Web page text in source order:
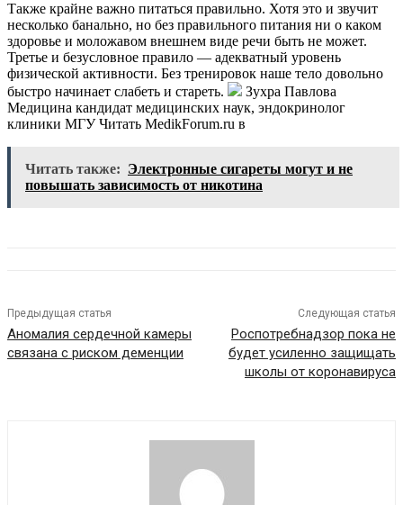
Также крайне важно питаться правильно. Хотя это и звучит
несколько банально, но без правильного питания ни о каком
здоровье и моложавом внешнем виде речи быть не может.
Третье и безусловное правило — адекватный уровень
физической активности. Без тренировок наше тело довольно
быстро начинает слабеть и стареть.
Зухра Павлова
Медицина кандидат медицинских наук, эндокринолог
клиники МГУЧитать MedikForum.ru в
Читать также: Электронные сигареты могут и не
повышать зависимость от никотина
Предыдущая статья
Аномалия сердечной камеры
связана с риском деменции
Следующая статья
Роспотребнадзор пока не
будет усиленно защищать
школы от коронавируса